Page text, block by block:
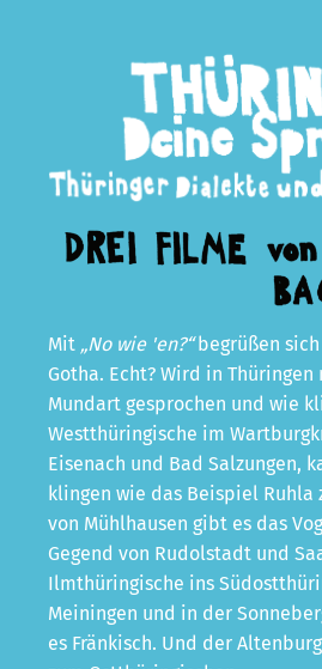
Mit „No wie 'en?“begrüßen sich
Gotha. Echt? Wird in
Mundart gesprochen und wie
Westthüringische im
Eisenach und Bad Salzungen,
klingen wie das Beispiel Ruhla
von Mühlhausen gibt es das
Gegend von Rudolstadt und
Ilmthüringische ins
Meiningen und in der
es Fränkisch. Und der